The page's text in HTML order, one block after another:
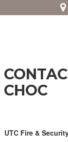
CHOC
UTC Fire &